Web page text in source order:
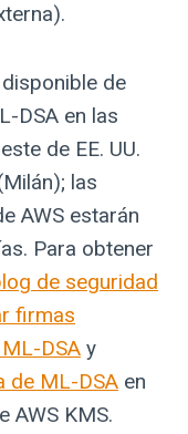
de
DSA en las
de EE. UU.
las
AWS estarán
Para obtener
de seguridad
firmas
DSA y
de ML-DSA en
AWS KMS.